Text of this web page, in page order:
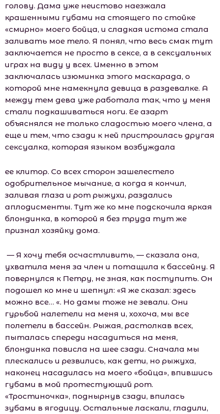
голову. Дама уже неистово наезжала
крашенными губами на стоящего по стойке
«смирно» моего бойца, и сладкая истома стала
заливать мое тело. Я понял, что весь смак тут
заключается не просто в сексе, а в сексуальных
играх на виду у всех. Именно в этом
заключалась изюминка этого маскарада, о
которой мне намекнула девица в раздевалке. А
между тем дева уже работала так, что у меня
стали подкашиваться ноги. Ее азарт
объяснялся не только сладостью моего члена, а
еще и тем, что сзади к ней пристроилась другая
сексуалка, которая языком возбуждала
ее клитор. Со всех сторон зашелестело
одобрительное мычание, а когда я кончил,
заливая глаза и рот рыжухи, раздались
аплодисменты. Тут же ко мне подскочила яркая
блондинка, в которой я без труда тут же
признал хозяйку дома.
— Я хочу тебя осчастливить, — сказала она,
ухватила меня за член и потащила к бассейну. Я
повернулся к Петру, не зная, как поступить. Он
подошел ко мне и шепнул: «Я же сказал: здесь
можно все… «. Но дамы тоже не зевали. Они
гурьбой налетели на меня и, хохоча, мы все
полетели в бассейн. Рыжая, растолкав всех,
пыталась спереди насадиться на меня,
блондинка повисла на шее сзади. Сначала мы
плескались и резвились, как дети, но рыжуха,
наконец насадилась на моего «бойца», впившись
губами в мой протестующий рот.
«Тростиночка», поднырнув сзади, впилась
зубами в ягодицу. Остальные ласкали, гладили,